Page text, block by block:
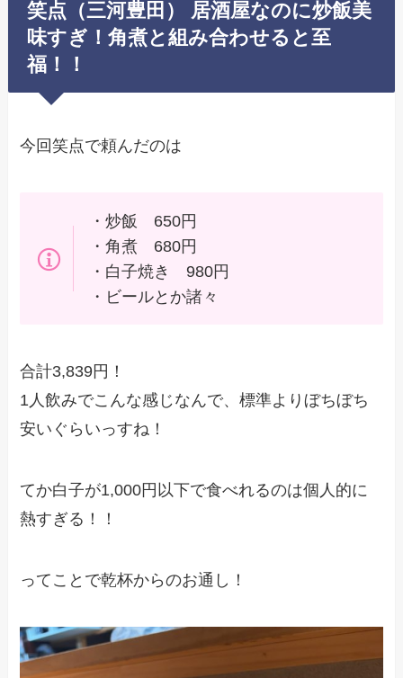
笑点（三河豊田） 居酒屋なのに炒飯美
味すぎ！角煮と組み合わせると至
福！！
今回笑点で頼んだのは
・炒飯 650円
・角煮 680円
・白子焼き 980円
・ビールとか諸々
合計3,839円！
1人飲みでこんな感じなんで、標準よりぼちぼち
安いぐらいっすね！
てか白子が1,000円以下で食べれるのは個人的に
熱すぎる！！
ってことで乾杯からのお通し！